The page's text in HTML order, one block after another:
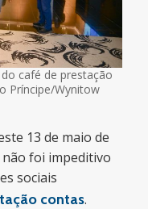
café de prestação
Príncipe/Wynitow
13 de maio de
foi impeditivo
sociais
contas.